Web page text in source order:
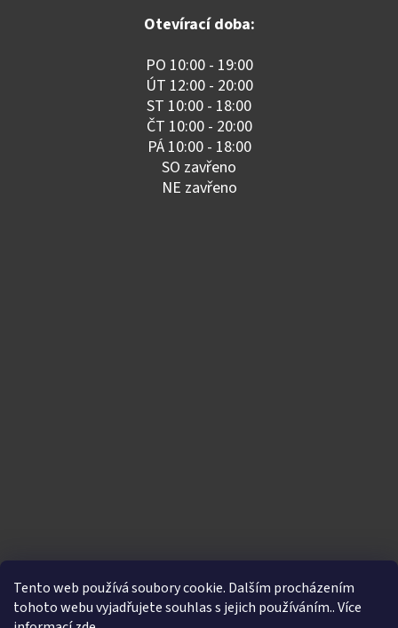
Tento web používá soubory cookie. Dalším procházením
tohoto webu vyjadřujete souhlas s jejich používáním.. Více
Otevírací doba:
PO 10:00 - 19:00
ÚT 12:00 - 20:00
ST 10:00 - 18:00
ČT 10:00 - 20:00
PÁ 10:00 - 18:00
SO zavřeno
NE zavřeno